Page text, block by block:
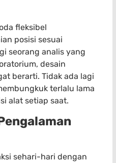
fleksibel
posisi sesuai
seorang analis yang
desain
berarti. Tidak ada lagi
terlalu lama
alat setiap saat.
sehari-hari dengan